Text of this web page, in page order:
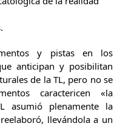
y pistas en los
anticipan y posibilitan
de la TL, pero no se
caractericen «la
asumió plenamente la
llevándola a un